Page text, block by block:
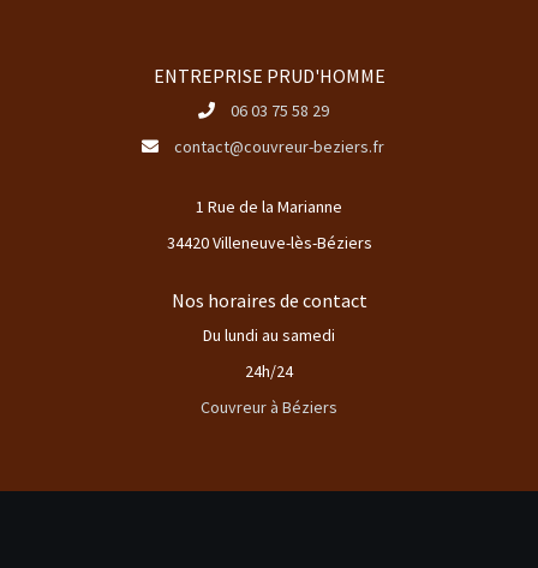
ENTREPRISE PRUD'HOMME
06 03 75 58 29
contact@couvreur-beziers.fr
1 Rue de la Marianne
34420 Villeneuve-lès-Béziers
Nos horaires de contact
Du lundi au samedi
24h/24
Couvreur à Béziers